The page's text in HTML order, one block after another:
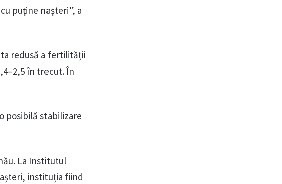
puține nașteri”, a
redusă a fertilității
în trecut. În
posibilă stabilizare
La Institutul
instituția fiind